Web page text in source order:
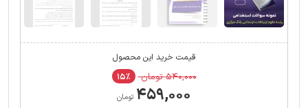
قیمت خرید این محصول
۵۴۰,۰۰۰ تومان ۱۵٪
۴۵۹,۰۰۰ تومان